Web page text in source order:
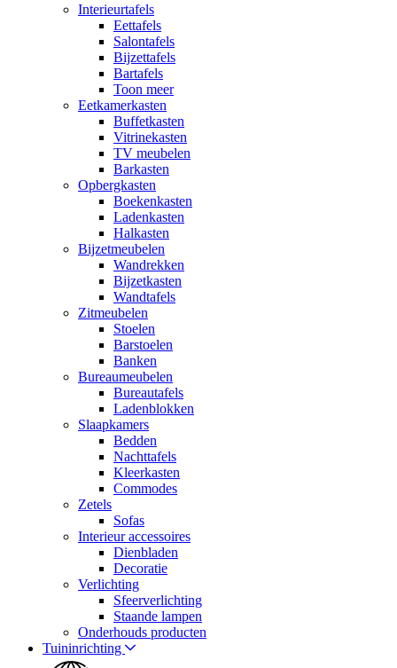
Interieurtafels
Eettafels
Salontafels
Bijzettafels
Bartafels
Toon meer
Eetkamerkasten
Buffetkasten
Vitrinekasten
TV meubelen
Barkasten
Opbergkasten
Boekenkasten
Ladenkasten
Halkasten
Bijzetmeubelen
Wandrekken
Bijzetkasten
Wandtafels
Zitmeubelen
Stoelen
Barstoelen
Banken
Bureaumeubelen
Bureautafels
Ladenblokken
Slaapkamers
Bedden
Nachttafels
Kleerkasten
Commodes
Zetels
Sofas
Interieur accessoires
Dienbladen
Decoratie
Verlichting
Sfeerverlichting
Staande lampen
Onderhouds producten
Tuininrichting